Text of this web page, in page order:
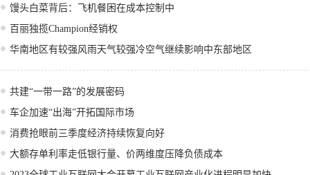
馒头白菜背后：飞机餐困在成本控制中
百丽独揽Champion经销权
华南地区有较强风雨天气较强冷空气继续影响中东部地区
共建“一带一路”的发展密码
车企加速“出海”开拓国际市场
消费抢眼前三季度经济持续恢复向好
大额存单利率走低银行量、价两维度压降负债成本